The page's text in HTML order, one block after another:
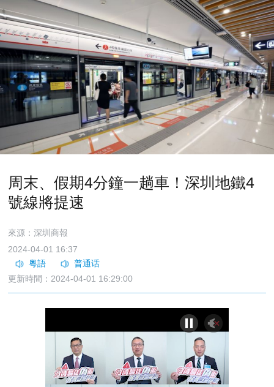
周末、假期4分鐘一趟車！深圳地鐵4
號線將提速
來源：深圳商報
2024-04-01 16:37
更新時間：2024-04-01 16:29:00